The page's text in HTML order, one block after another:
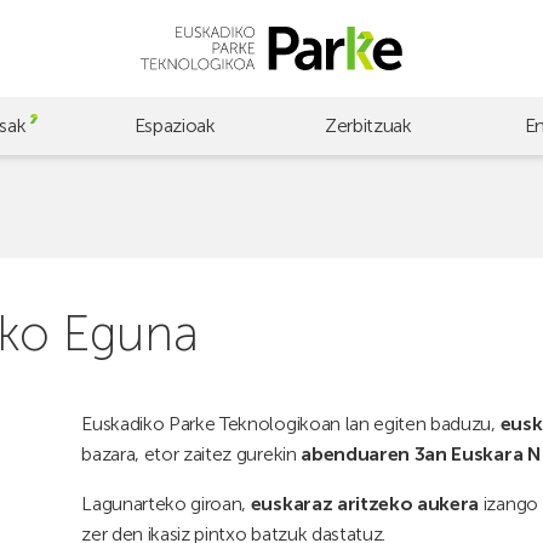
Espazioak Zerbitzuak
Eguna
Euskadiko Parke Teknologikoan lan egiten baduzu,
bazara, etor zaitez gurekin abenduaren 3an Euskara
Lagunarteko giroan, euskaraz aritzeko aukera izango
zer den ikasiz pintxo batzuk dastatuz.